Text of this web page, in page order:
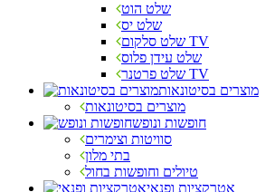
שלט הוט
שלט יס
שלט סלקום TV
שלט עידן פלוס
שלט פרטנר TV
מוצרים בסיטונאות
מוצרים בסיטונאות
חופשות ונופש
סוויטות וצימרים
בתי מלון
טיולים וחופשות בחול
אטרקציות ופנאי